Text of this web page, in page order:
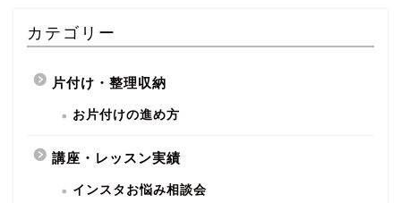
カテゴリー
片付け・整理収納
お片付けの進め方
講座・レッスン実績
インスタお悩み相談会